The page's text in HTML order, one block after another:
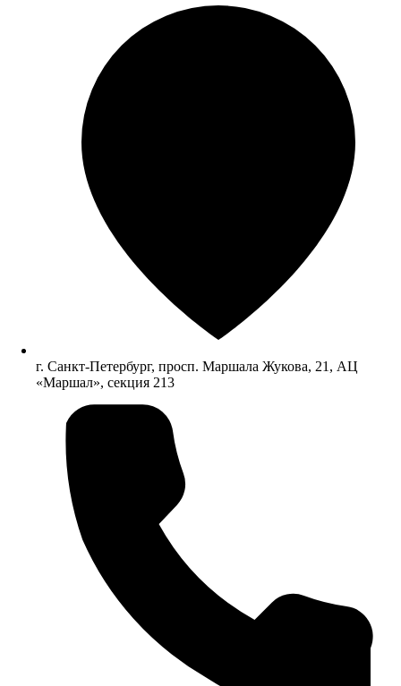
г. Санкт-Петербург, просп. Маршала Жукова, 21, АЦ
«Маршал», секция 213